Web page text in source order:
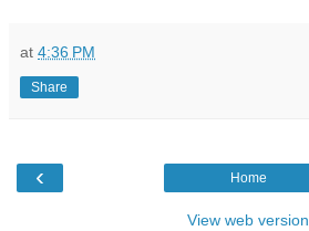
at 4:36 PM
Share
‹ Home
View web version